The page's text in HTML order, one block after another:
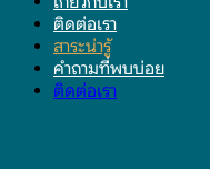
ติดต่อเรา
สาระน่ารู้
คำถามที่พบบ่อย
ติดต่อเรา